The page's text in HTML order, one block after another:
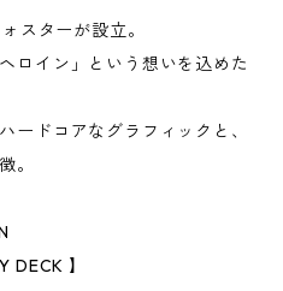
スターが設立。
ロイン」という想いを込めた
ードコアなグラフィックと、
。
DECK 】